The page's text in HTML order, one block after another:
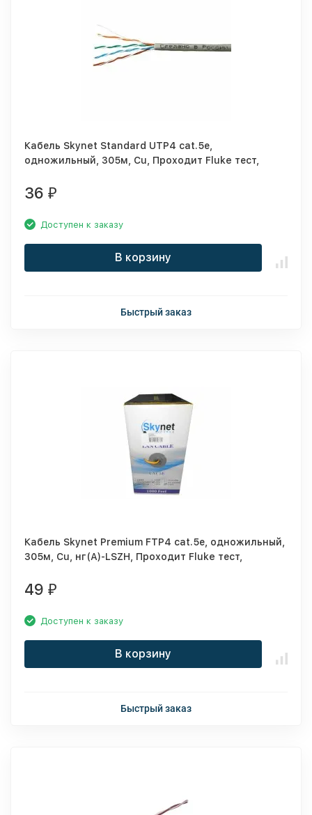
Кабель Skynet Standard UTP4 cat.5е,
одножильный, 305м, Cu, Проходит Fluke тест,
36 ₽
Доступен к заказу
В корзину
Быстрый заказ
Кабель Skynet Premium FTP4 cat.5е, одножильный,
305м, Cu, нг(А)-LSZH, Проходит Fluke тест,
49 ₽
Доступен к заказу
В корзину
Быстрый заказ